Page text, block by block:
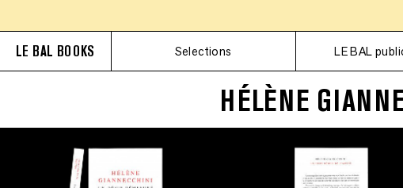
LE BAL BOOKS Selections LE BAL
HÉLÈNE